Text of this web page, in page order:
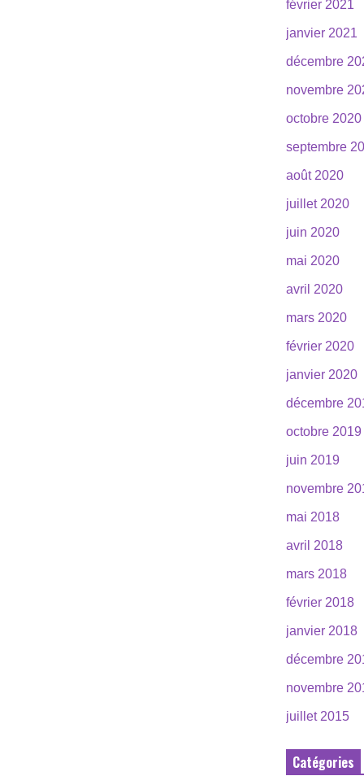
février 2021
janvier 2021
décembre
novembre
octobre 2020
septembre
août 2020
juillet 2020
juin 2020
mai 2020
avril 2020
mars 2020
février 2020
janvier 2020
décembre
octobre 2019
juin 2019
novembre
mai 2018
avril 2018
mars 2018
février 2018
janvier 2018
décembre
novembre
juillet 2015
Catégories